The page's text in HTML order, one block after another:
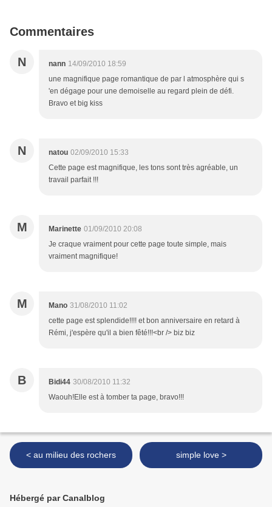
Commentaires
N nann 14/09/2010 18:59
une magnifique page romantique de par l atmosphère qui s
'en dégage pour une demoiselle au regard plein de défi.
Bravo et big kiss
N natou 02/09/2010 15:33
Cette page est magnifique, les tons sont très agréable, un
travail parfait !!!
M Marinette 01/09/2010 20:08
Je craque vraiment pour cette page toute simple, mais
vraiment magnifique!
M Mano 31/08/2010 11:02
cette page est splendide!!!! et bon anniversaire en retard à
Rémi, j'espère qu'il a bien fêté!!!<br /> biz biz
B Bidi44 30/08/2010 11:32
Waouh!Elle est à tomber ta page, bravo!!!
< au milieu des rochers simple love >
Hébergé par Canalblog